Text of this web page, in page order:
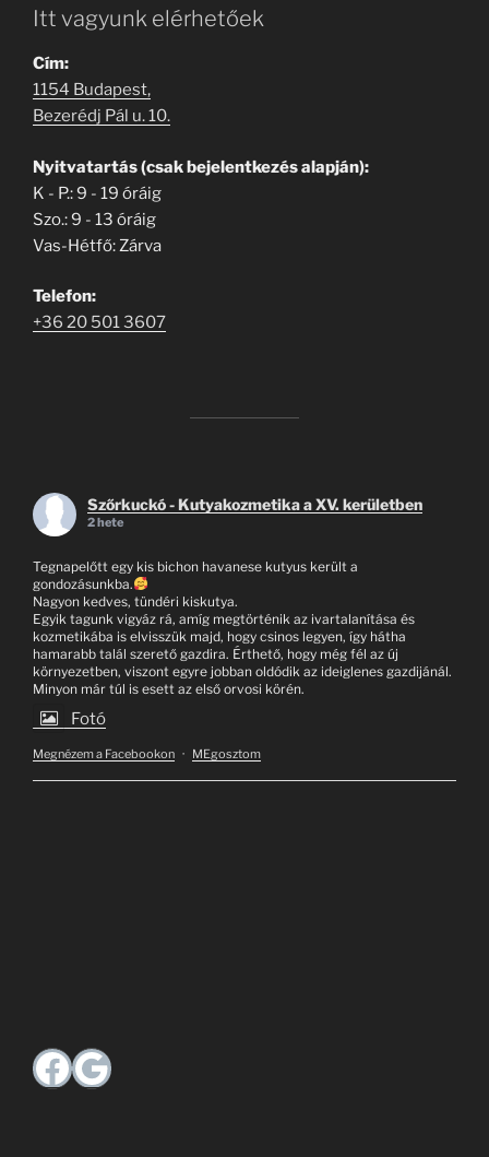
Itt vagyunk elérhetőek
Cím:
1154 Budapest,
Bezerédj Pál u. 10.
Nyitvatartás (csak bejelentkezés alapján):
K - P.: 9 - 19 óráig
Szo.: 9 - 13 óráig
Vas-Hétfő: Zárva
Telefon:
+36 20 501 3607
Szőrkuckó - Kutyakozmetika a XV. kerületben
2 hete
Tegnapelőtt egy kis bichon havanese kutyus került a
gondozásunkba.
Nagyon kedves, tündéri kiskutya.
Egyik tagunk vigyáz rá, amíg megtörténik az ivartalanítása és
kozmetikába is elvisszük majd, hogy csinos legyen, így hátha
hamarabb talál szerető gazdira. Érthető, hogy még fél az új
környezetben, viszont egyre jobban oldódik az ideiglenes gazdijánál.
Minyon már túl is esett az első orvosi körén.
Fotó
Megnézem a Facebookon · MEgosztom
Facebook
Google